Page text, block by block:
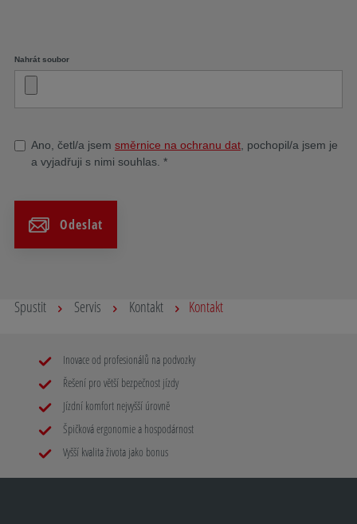
Nahrát soubor
Ano, četl/a jsem směrnice na ochranu dat , pochopil/a jsem je
a vyjadřuji s nimi souhlas. *
Odeslat
Spustit Servis Kontakt Kontakt
Inovace od profesionálů na podvozky
Řešení pro větší bezpečnost jízdy
Jízdní komfort nejvyšší úrovně
Špičková ergonomie a hospodárnost
Vyšší kvalita života jako bonus